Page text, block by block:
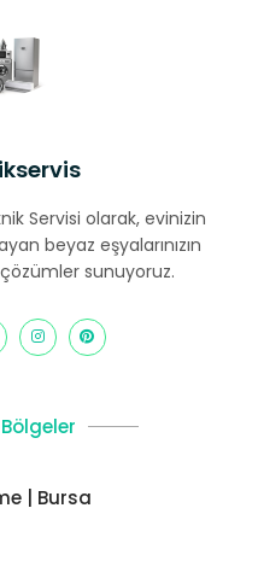
Servisi olarak, evinizin
beyaz eşyalarınızın
sunuyoruz.
| Bursa